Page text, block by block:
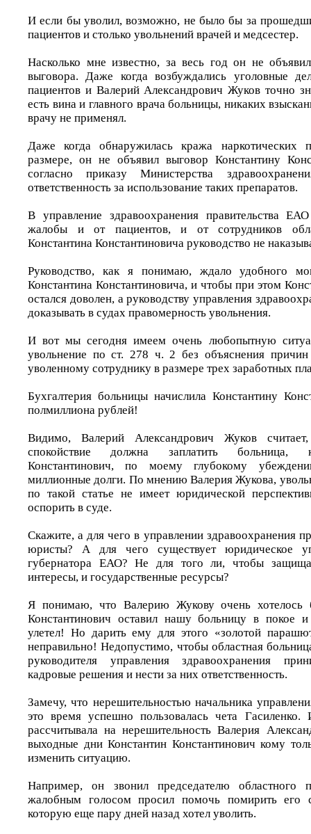
И если бы уволил, возможно, не было бы за
пациентов и столько увольнений врачей и медсестер.
Насколько мне известно, за весь год он не
выговора. Даже когда возбуждались уголовные
пациентов и Валерий Александрович Жуков точно
есть вина и главного врача больницы, никаких
врачу не применял.
Даже когда обнаружилась кража наркотических
размере, он не объявил выговор Константину
согласно приказу Министерства
ответственность за использование таких препаратов.
В управление здравоохранения правительства
жалобы и от пациентов, и от сотрудников
Константина Константиновича руководство не
Руководство, как я понимаю, ждало удобного
Константина Константиновича, и чтобы при этом
остался доволен, а руководству управления
доказывать в судах правомерность увольнения.
И вот мы сегодня имеем очень любопытную
увольнение по ст. 278 ч. 2 без объяснения причин
уволенному сотруднику в размере трех заработных
Бухгалтерия больницы начислила Константину
полмиллиона рублей!
Видимо, Валерий Александрович Жуков
спокойствие должна заплатить больница,
Константинович, по моему глубокому
миллионные долги. По мнению Валерия Жукова,
по такой статье не имеет юридической
оспорить в суде.
Скажите, а для чего в управлении здравоохранения
юристы? А для чего существует юридическое
губернатора ЕАО? Не для того ли, чтобы
интересы, и государственные ресурсы?
Я понимаю, что Валерию Жукову очень хотелось
Константинович оставил нашу больницу в покое и
улетел! Но дарить ему для этого «золотой
неправильно! Недопустимо, чтобы областная
руководителя управления здравоохранения
кадровые решения и нести за них ответственность.
Замечу, что нерешительностью начальника
это время успешно пользовалась чета
рассчитывала на нерешительность Валерия
выходные дни Константин Константинович кому
изменить ситуацию.
Например, он звонил председателю областного
жалобным голосом просил помочь помирить его
которую еще пару дней назад хотел уволить.